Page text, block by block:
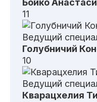
Бойко
11
Ведущий
Голубничий
10
Ведущий
Кварацхелия